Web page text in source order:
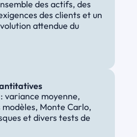
des actifs, des
des clients et un
attendue du
variance moyenne,
Monte Carlo,
et divers tests de